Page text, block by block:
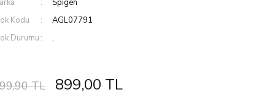
Spigen
Kodu
AGL07791
Durumu
.
TL 899,00 TL